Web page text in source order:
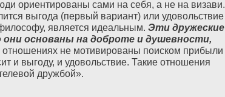
ориентированы сами на себя, а не на визави.
выгода (первый вариант) или удовольствие
является идеальным. Эти дружеские
основаны на доброте и душевности,
отношениях не мотивированы поиском прибыли
и выгоду, и удовольствие. Такие отношения
дружбой».